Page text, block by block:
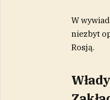
W
niezbyt
Rosją.